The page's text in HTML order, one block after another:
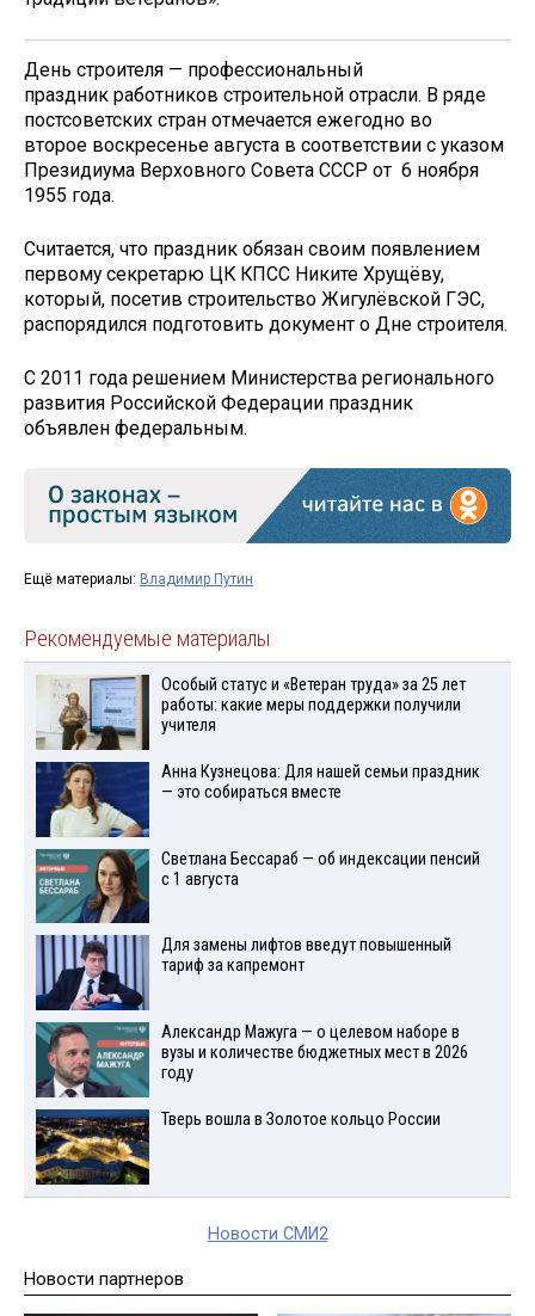
День строителя — профессиональный
праздник работников строительной отрасли. В ряде
постсоветских стран отмечается ежегодно во
второе воскресенье августа в соответствии с указом
Президиума Верховного Совета СССР от 6 ноября
1955 года.
Считается, что праздник обязан своим появлением
первому секретарю ЦК КПСС Никите Хрущёву,
который, посетив строительство Жигулёвской ГЭС,
распорядился подготовить документ о Дне строителя.
С 2011 года решением Министерства регионального
развития Российской Федерации праздник
объявлен федеральным.
Ещё материалы: Владимир Путин
Рекомендуемые материалы
Особый статус и «Ветеран труда» за 25 лет
работы: какие меры поддержки получили
учителя
Анна Кузнецова: Для нашей семьи праздник
— это собираться вместе
Светлана Бессараб — об индексации пенсий
с 1 августа
Для замены лифтов введут повышенный
тариф за капремонт
Александр Мажуга — о целевом наборе в
вузы и количестве бюджетных мест в 2026
году
Тверь вошла в Золотое кольцо России
Новости СМИ2
Новости партнеров